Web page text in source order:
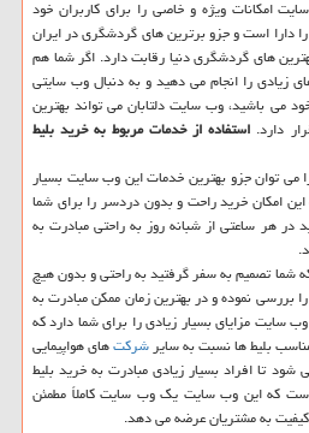
امكانات ویژه و خاصی را برای كاربران خود
دارا است و جزو برترین های گردشگری در ایران
های گردشگری دنیا رقابت دارد. اگر شما هم
زیادی را انجام می دهید و به دنبال وب سایتی
می باشید، وب سایت دلتابان می تواند بهترین
دارد. استفاده از خدمات مربوط به خرید بلیط
می توان جزو بهترین خدمات این وب سایت بسیار
امكان خرید راحت و بدون دردسر را برای شما
در هر ساعتی از شبانه روز به راحتی مبادرت به
تصمیم به سفر گرفتید به راحتی و بدون هیچ
بررسی نموده و در بهترین زمان ممكن مبادرت به
سایت مزایای بسیار زیادی را برای شما دارد كه
بلیط ها نسبت به سایرشركتهای هواپیمایی
تا افراد بسیار زیادی مبادرت به خرید بلیط
است كه این وب سایت یك وب سایت كاملاً مطمئن
به مشتریان عرضه می دهد.